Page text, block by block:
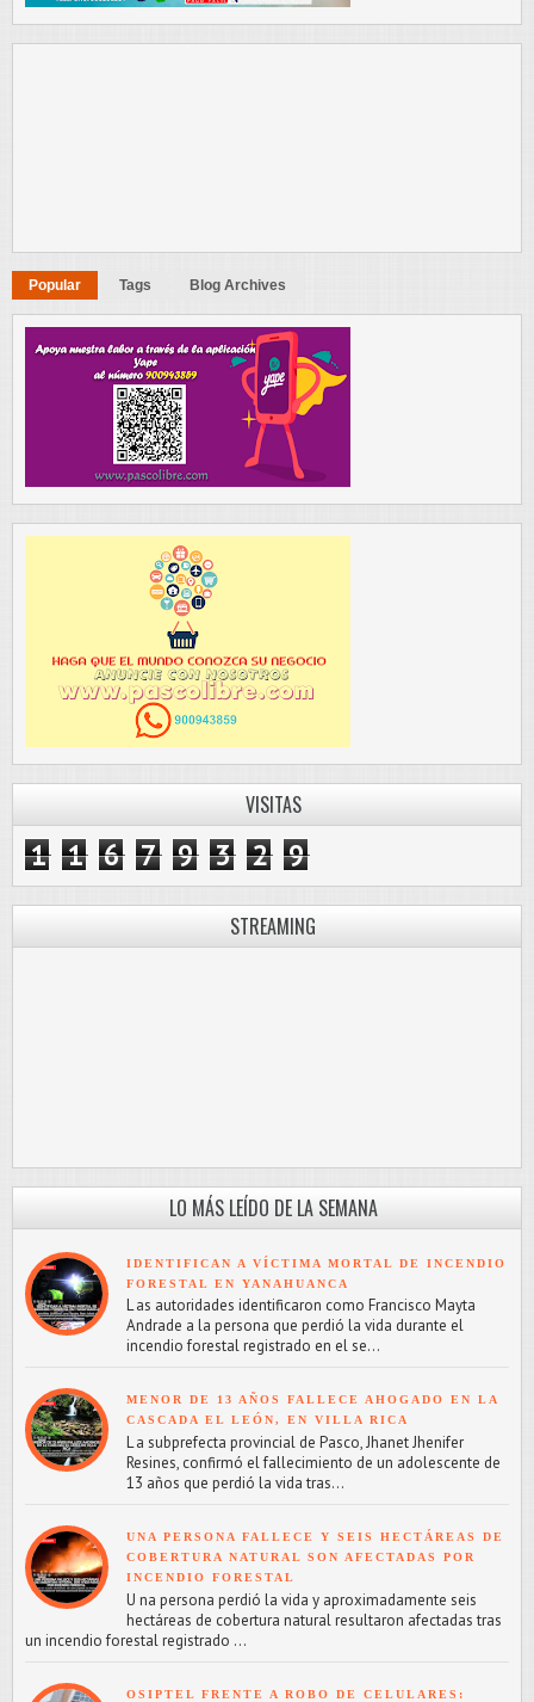
Popular Tags Blog Archives
VISITAS
1 1 6 7 9 3 2 9
STREAMING
LO MÁS LEÍDO DE LA SEMANA
IDENTIFICAN A VÍCTIMA MORTAL DE INCENDIO
FORESTAL EN YANAHUANCA
L as autoridades identificaron como Francisco Mayta
Andrade a la persona que perdió la vida durante el
incendio forestal registrado en el se...
MENOR DE 13 AÑOS FALLECE AHOGADO EN LA
CASCADA EL LEÓN, EN VILLA RICA
L a subprefecta provincial de Pasco, Jhanet Jhenifer
Resines, confirmó el fallecimiento de un adolescente de
13 años que perdió la vida tras...
UNA PERSONA FALLECE Y SEIS HECTÁREAS DE
COBERTURA NATURAL SON AFECTADAS POR
INCENDIO FORESTAL
U na persona perdió la vida y aproximadamente seis
hectáreas de cobertura natural resultaron afectadas tras
un incendio forestal registrado ...
OSIPTEL FRENTE A ROBO DE CELULARES: